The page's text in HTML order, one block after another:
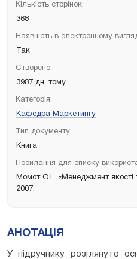
Кількість сторінок:
368
Наявність в електронному
Так
Створено:
3987 дн. тому
Категорія:
Кафедра Маркетингу
Тип документу:
Книга
Посилання для списку
Момот О.І.. «Менеджмент якості
2007.
АНОТАЦІЯ
У підручнику розглянуто